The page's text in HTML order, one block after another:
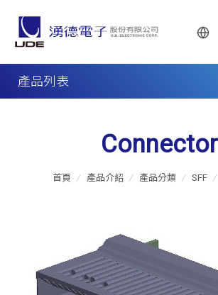
產品列表
Connector
首頁 / 產品介紹 / 產品分類 / SFF /